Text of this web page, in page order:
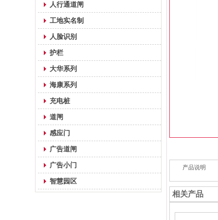
人行通道闸
工地实名制
人脸识别
护栏
大华系列
海康系列
充电桩
道闸
感应门
广告道闸
广告小门
智慧园区
产品说明
相关产品